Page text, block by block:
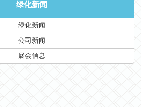
绿化新闻
绿化新闻
公司新闻
展会信息